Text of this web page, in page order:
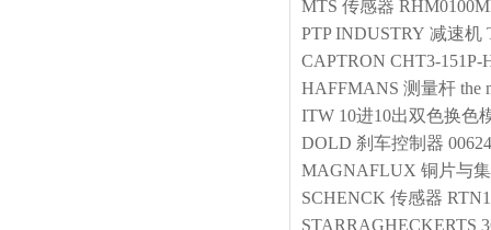
MTS 传感器
PTP INDUSTRY 减速机
CAPTRON CHT3-151P-
HAFFMANS 测量杆 the
ITW 10进10出双色换色
DOLD 刹车控制器
MAGNAFLUX 铜片与
SCHENCK 传感器
STARRAGHECKERTS